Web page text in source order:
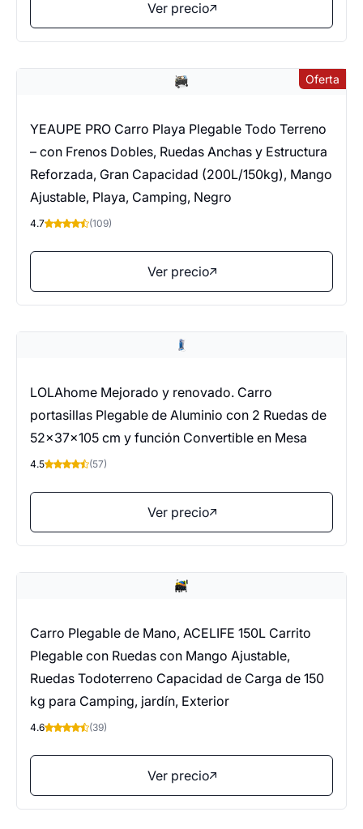
Ver precio
Oferta
YEAUPE PRO Carro Playa Plegable Todo Terreno
– con Frenos Dobles, Ruedas Anchas y Estructura
Reforzada, Gran Capacidad (200L/150kg), Mango
Ajustable, Playa, Camping, Negro
4.7 (109)
Ver precio
LOLAhome Mejorado y renovado. Carro
portasillas Plegable de Aluminio con 2 Ruedas de
52x37x105 cm y función Convertible en Mesa
4.5 (57)
Ver precio
Carro Plegable de Mano, ACELIFE 150L Carrito
Plegable con Ruedas con Mango Ajustable,
Ruedas Todoterreno Capacidad de Carga de 150
kg para Camping, jardín, Exterior
4.6 (39)
Ver precio